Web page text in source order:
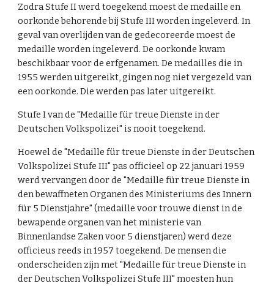
Zodra Stufe II werd toegekend moest de medaille en
oorkonde behorende bij Stufe III worden ingeleverd. In
geval van overlijden van de gedecoreerde moest de
medaille worden ingeleverd. De oorkonde kwam
beschikbaar voor de erfgenamen. De medailles die in
1955 werden uitgereikt, gingen nog niet vergezeld van
een oorkonde. Die werden pas later uitgereikt.
Stufe I van de "Medaille für treue Dienste in der
Deutschen Volkspolizei" is nooit toegekend.
Hoewel de "Medaille für treue Dienste in der Deutschen
Volkspolizei Stufe III" pas officieel op 22 januari 1959
werd vervangen door de "Medaille für treue Dienste in
den bewaffneten Organen des Ministeriums des Innern
für 5 Dienstjahre" (medaille voor trouwe dienst in de
bewapende organen van het ministerie van
Binnenlandse Zaken voor 5 dienstjaren) werd deze
officieus reeds in 1957 toegekend. De mensen die
onderscheiden zijn met "Medaille für treue Dienste in
der Deutschen Volkspolizei Stufe III" moesten hun